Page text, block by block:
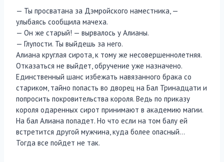
— Ты просватана за Дэмройского наместника, —
улыбаясь сообщила мачеха.
— Он же старый! — вырвалось у Алианы.
— Глупости. Ты выйдешь за него.
Алиана круглая сирота, к тому же несовершеннолетняя.
Отказаться не выйдет, обручение уже назначено.
Единственный шанс избежать навязанного брака со
стариком, тайно попасть во дворец на Бал Тринадцати и
попросить покровительства короля. Ведь по приказу
короля одаренных сирот принимают в академию магии.
На бал Алиана попадет. Но что если на том балу ей
встретится другой мужчина, куда более опасный…
Тогда все пойдет не так.